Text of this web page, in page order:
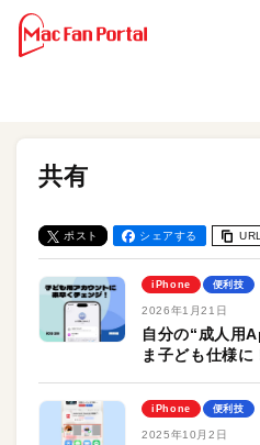
共有
ポスト シェアする
iPhone 便利技
2026年1月21日
自分の“成人用
ま子ども仕様
iPhone 便利技
2025年10月2日